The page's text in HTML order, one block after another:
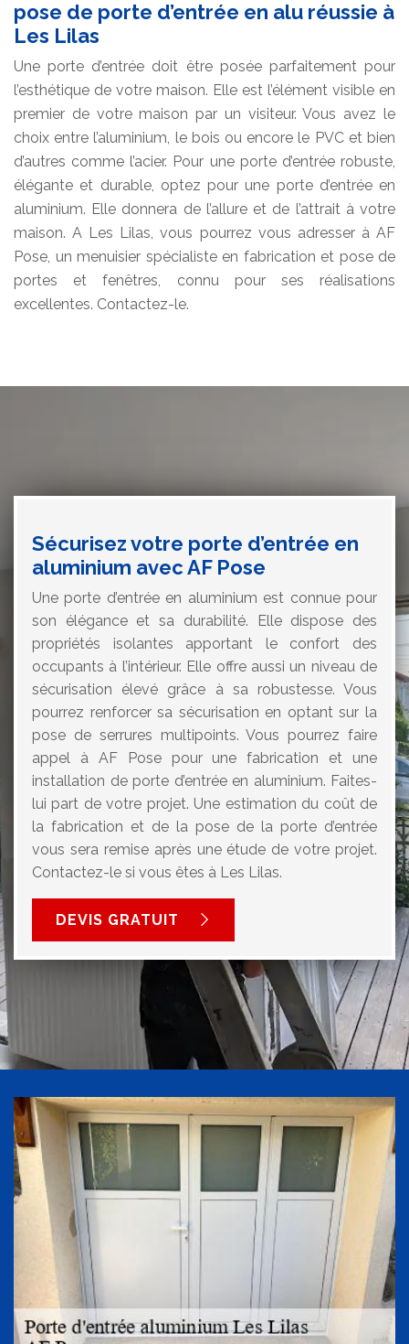
pose de porte d’entrée en alu réussie à
Les Lilas
Une porte d’entrée doit être posée parfaitement pour
l’esthétique de votre maison. Elle est l’élément visible en
premier de votre maison par un visiteur. Vous avez le
choix entre l’aluminium, le bois ou encore le PVC et bien
d’autres comme l’acier. Pour une porte d’entrée robuste,
élégante et durable, optez pour une porte d’entrée en
aluminium. Elle donnera de l’allure et de l’attrait à votre
maison. A Les Lilas, vous pourrez vous adresser à AF
Pose, un menuisier spécialiste en fabrication et pose de
portes et fenêtres, connu pour ses réalisations
excellentes. Contactez-le.
Sécurisez votre porte d’entrée en
aluminium avec AF Pose
Une porte d’entrée en aluminium est connue pour
son élégance et sa durabilité. Elle dispose des
propriétés isolantes apportant le confort des
occupants à l’intérieur. Elle offre aussi un niveau de
sécurisation élevé grâce à sa robustesse. Vous
pourrez renforcer sa sécurisation en optant sur la
pose de serrures multipoints. Vous pourrez faire
appel à AF Pose pour une fabrication et une
installation de porte d’entrée en aluminium. Faites-
lui part de votre projet. Une estimation du coût de
la fabrication et de la pose de la porte d’entrée
vous sera remise après une étude de votre projet.
Contactez-le si vous êtes à Les Lilas.
DEVIS GRATUIT